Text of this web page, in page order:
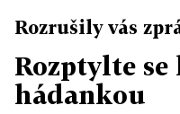
Rozrušily vás
Rozptylte
hádankou